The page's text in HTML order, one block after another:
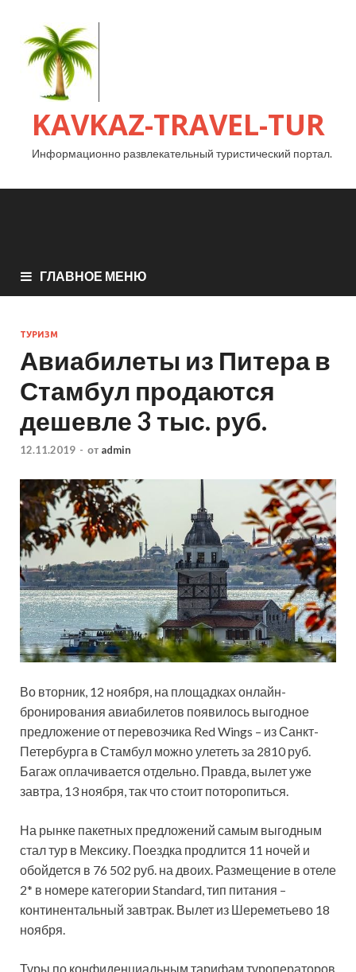
KAVKAZ-TRAVEL-TUR
Информационно развлекательный туристический портал.
ГЛАВНОЕ МЕНЮ
ТУРИЗМ
Авиабилеты из Питера в
Стамбул продаются
дешевле 3 тыс. руб.
12.11.2019 - от admin
Во вторник, 12 ноября, на площадках онлайн-
бронирования авиабилетов появилось выгодное
предложение от перевозчика Red Wings – из Санкт-
Петербурга в Стамбул можно улететь за 2810 руб.
Багаж оплачивается отдельно. Правда, вылет уже
завтра, 13 ноября, так что стоит поторопиться.
На рынке пакетных предложений самым выгодным
стал тур в Мексику. Поездка продлится 11 ночей и
обойдется в 76 502 руб. на двоих. Размещение в отеле
2* в номере категории Standard, тип питания –
континентальный завтрак. Вылет из Шереметьево 18
ноября.
Туры по конфиденциальным тарифам туроператоров